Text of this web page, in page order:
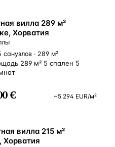
Таиланд · 2 172
Россия · 2 106
вилла 289 м²
Хорватия
санузлов · 289 м²
289 м² 5 спален 5
€ ~5 294 EUR/м²
вилла 215 м²
Хорватия